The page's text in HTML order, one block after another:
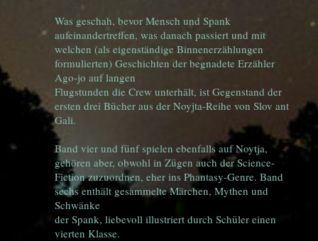
Was geschah, bevor Mensch und Spank
aufeinandertreffen, was danach passiert und mit
welchen (als eigenständige Binnenerzählungen
formulierten) Geschichten der begnadete Erzähler
Ago-jo auf langen
Flugstunden die Crew unterhält, ist Gegenstand der
ersten drei Bücher aus der Noyjta-Reihe von Slov ant
Gali.
Band vier und fünf spielen ebenfalls auf Noytja,
gehören aber, obwohl in Zügen auch der Science-
Fiction zuzuordnen, eher ins Phantasy-Genre. Band
sechs enthält gesammelte Märchen, Mythen und
Schwänke
der Spank, liebevoll illustriert durch Schüler einen
vierten Klasse.